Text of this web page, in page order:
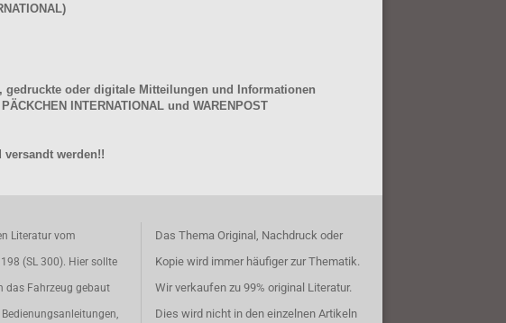
oder digitale Mitteilungen und Informationen
INTERNATIONAL und WARENPOST
werden!!
Literatur vom
(SL 300). Hier sollte
das Fahrzeug gebaut
Das Thema Original, Nachdruck oder
Kopie wird immer häufiger zur Thematik.
Wir verkaufen zu 99% original Literatur.
Dies wird nicht in den einzelnen Artikeln